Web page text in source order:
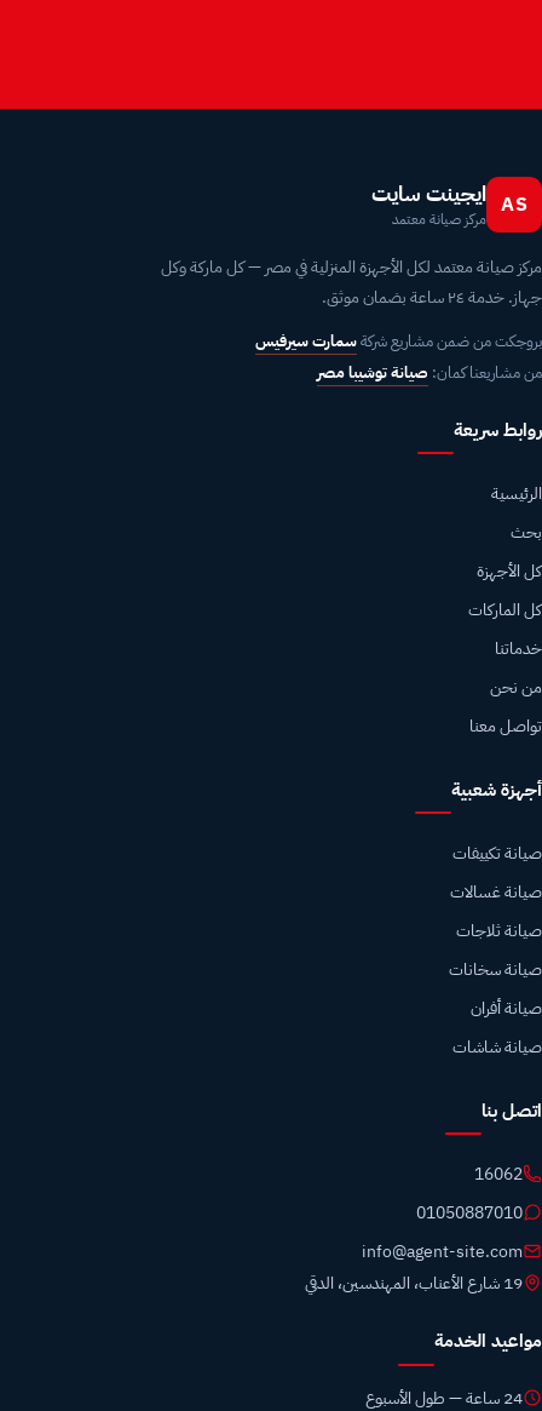
AS ايجينت سايت
مركز صيانة معتمد
مركز صيانة معتمد لكل الأجهزة المنزلية في مصر — كل ماركة وكل
جهاز. خدمة ٢٤ ساعة بضمان موثق.
بروجكت من ضمن مشاريع شركةسمارت سيرفيس
من مشاريعنا كمان: صيانة توشيبا مصر
روابط سريعة
الرئيسية
بحث
كل الأجهزة
كل الماركات
خدماتنا
من نحن
تواصل معنا
أجهزة شعبية
صيانة تكييفات
صيانة غسالات
صيانة ثلاجات
صيانة سخانات
صيانة أفران
صيانة شاشات
اتصل بنا
16062
01050887010
info@agent-site.com
19 شارع الأعناب، المهندسين، الدقي
مواعيد الخدمة
24 ساعة — طول الأسبوع